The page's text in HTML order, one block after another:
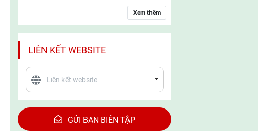
Xem thêm
LIÊN KẾT WEBSITE
GỬI BAN BIÊN TẬP